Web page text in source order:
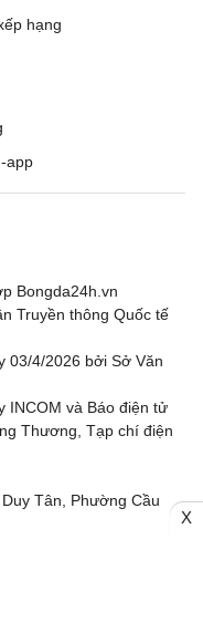
hạng
Bongda24h.vn
Truyền thông Quốc tế
03/4/2026 bởi Sở Văn
INCOM và Báo điện tử
Thương, Tạp chí điện
Tân, Phường Cầu
X